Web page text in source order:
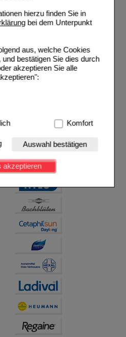
hierzu finden Sie in
bei dem Unterpunkt
aus, welche Cookies
bestätigen Sie dies durch
akzeptieren Sie alle
Hierbei handelt es sich um
(z.B. Navigation, Warenkorb,
diese nicht verzichtet
zu gestalten,
an bevorzugte
ermöglichen es uns
zugeschrittene Inhalte
zu
Hierüber lassen sich
und Weise der Nutzung
mit deren Hilfe wir unsere
auch die Werbung auf
für Sie zu gestalten.
Daten hierfür teilweise an
soziale Medien
Komfort
Auswahl bestätigen
akzeptieren